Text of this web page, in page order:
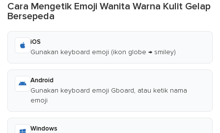
Cara Mengetik Emoji Wanita Warna Kulit Gelap
Bersepeda
iOS
Gunakan keyboard emoji (ikon globe → smiley)
Android
Gunakan keyboard emoji Gboard, atau ketik nama
emoji
Windows